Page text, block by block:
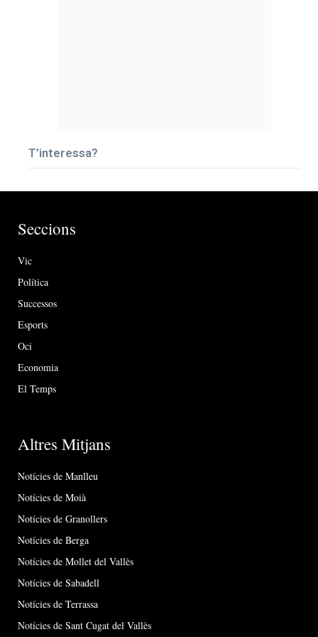
T’interessa?
Seccions
Vic
Política
Successos
Esports
Oci
Economia
El Temps
Altres Mitjans
Notícies de Manlleu
Notícies de Moià
Notícies de Granollers
Notícies de Berga
Notícies de Mollet del Vallès
Notícies de Sabadell
Notícies de Terrassa
Notícies de Sant Cugat del Vallès